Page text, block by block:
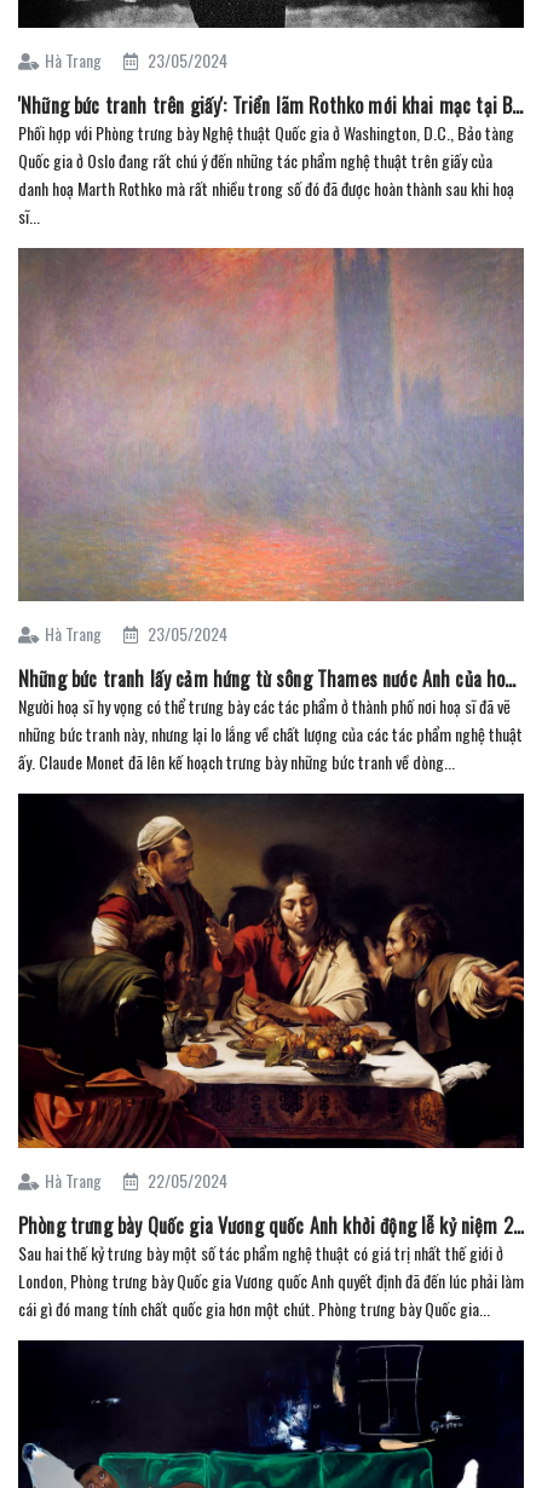
Hà Trang 23/05/2024
'Những bức tranh trên giấy': Triển lãm Rothko mới khai mạc tại Bảo tàng Quốc gia Oslo (Phần 2)
Phối hợp với Phòng trưng bày Nghệ thuật Quốc gia ở Washington, D.C., Bảo tàng
Quốc gia ở Oslo đang rất chú ý đến những tác phẩm nghệ thuật trên giấy của
danh hoạ Marth Rothko mà rất nhiều trong số đó đã được hoàn thành sau khi hoạ
sĩ...
Hà Trang 23/05/2024
Những bức tranh lấy cảm hứng từ sông Thames nước Anh của hoạ sĩ Claude Monet cuối cùng sẽ được trưng bày ở London
Người hoạ sĩ hy vọng có thể trưng bày các tác phẩm ở thành phố nơi hoạ sĩ đã vẽ
những bức tranh này, nhưng lại lo lắng về chất lượng của các tác phẩm nghệ thuật
ấy. Claude Monet đã lên kế hoạch trưng bày những bức tranh về dòng...
Hà Trang 22/05/2024
Phòng trưng bày Quốc gia Vương quốc Anh khởi động lễ kỷ niệm 200 năm hoạt động kéo dài suốt cả năm
Sau hai thế kỷ trưng bày một số tác phẩm nghệ thuật có giá trị nhất thế giới ở
London, Phòng trưng bày Quốc gia Vương quốc Anh quyết định đã đến lúc phải làm
cái gì đó mang tính chất quốc gia hơn một chút. Phòng trưng bày Quốc gia...